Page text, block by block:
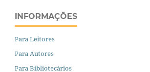
INFORMAÇÕES
Para Leitores
Para Autores
Para Bibliotecários